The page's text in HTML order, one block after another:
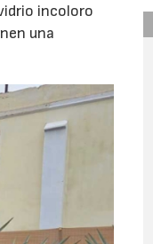
incoloro
una